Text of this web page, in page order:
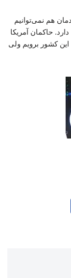
هم نمی‌توانیم
حاکمان آمریکا
این کشور برویم ولی